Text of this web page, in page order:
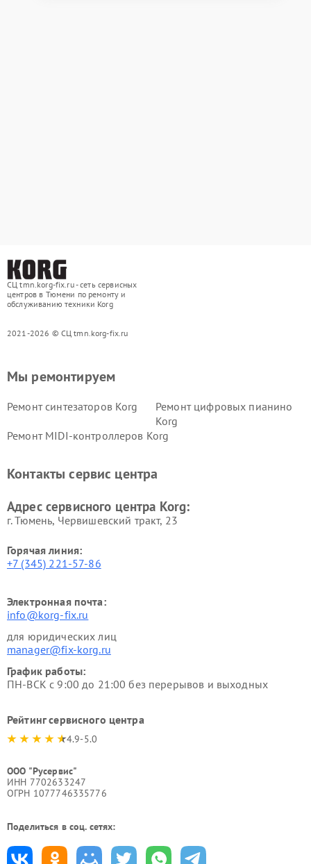
СЦ tmn.korg-fix.ru - сеть сервисных
центров в Тюмени по ремонту и
обслуживанию техники Korg
2021-2026 © СЦ tmn.korg-fix.ru
Мы ремонтируем
Ремонт синтезаторов Korg
Ремонт цифровых пианино
Korg
Ремонт MIDI-контроллеров Korg
Контакты сервис центра
Адрес сервисного центра Korg:
г. Тюмень, ​Червишевский тракт, 23
Горячая линия:
+7 (345) 221-57-86
Электронная почта:
info@korg-fix.ru
для юридических лиц
manager@fix-korg.ru
График работы:
ПН-ВСК с 9:00 до 21:00 без перерывов и выходных
Рейтинг сервисного центра
4.9-5.0
ООО "Русервис"
ИНН 7702633247
ОГРН 1077746335776
Поделиться в соц. сетях: